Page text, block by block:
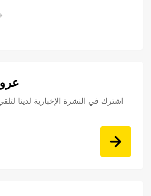
اشترك في النشرة الإخبارية لدينا